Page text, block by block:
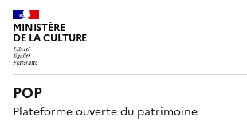
MINISTÈRE
DE LA CULTURE
POP
Plateforme ouverte du patrimoine